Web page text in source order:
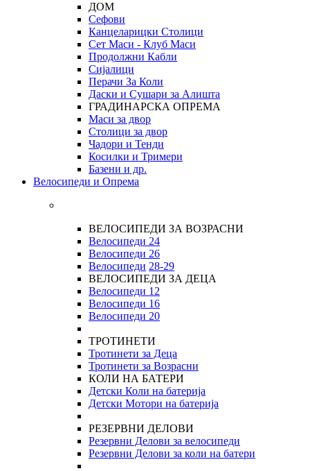
ДОМ
Сефови
Канцеларицки Столици
Сет Маси - Клуб Маси
Продолжни Кабли
Сијалици
Перачи За Коли
Даски и Сушари за Алишта
ГРАДИНАРСКА ОПРЕМА
Маси за двор
Столици за двор
Чадори и Тенди
Косилки и Тримери
Базени и др.
Велосипеди и Опрема
ВЕЛОСИПЕДИ ЗА ВОЗРАСНИ
Велосипеди 24
Велосипеди 26
Велосипеди 28-29
ВЕЛОСИПЕДИ ЗА ДЕЦА
Велосипеди 12
Велосипеди 16
Велосипеди 20
ТРОТИНЕТИ
Тротинети за Деца
Тротинети за Возрасни
КОЛИ НА БАТЕРИ
Детски Коли на батерија
Детски Мотори на батерија
РЕЗЕРВНИ ДЕЛОВИ
Резервни Делови за велосипеди
Резервни Делови за коли на батери